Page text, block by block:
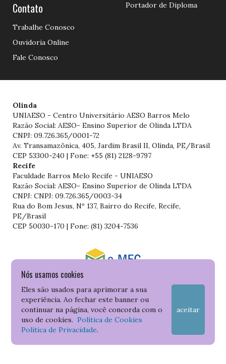
Nós usamos cookies
Eles são usados para aprimorar a sua
experiência. Ao fechar este banner ou
continuar na página, você concorda com o
uso de cookies.Política de Cookies
Política de Privacidade.
aceitar
Contato
Trabalhe Conosco
Ouvidoria Online
Fale Conosco
Portador de Diploma
Olinda
UNIAESO - Centro Universitário AESO Barros Melo
Razão Social: AESO- Ensino Superior de Olinda LTDA
CNPJ: 09.726.365/0001-72
Av. Transamazônica, 405, Jardim Brasil II, Olinda, PE/Brasil
CEP 53300-240 | Fone: +55 (81) 2128-9797
Recife
Faculdade Barros Melo Recife - UNIAESO
Razão Social: AESO- Ensino Superior de Olinda LTDA
CNPJ: CNPJ: 09.726.365/0003-34
Rua do Bom Jesus, Nº 137, Bairro do Recife, Recife,
PE/Brasil
CEP 50030-170 | Fone: (81) 3204-7536
Consulte o cadastro da Instituição no Sistema do e-MEC